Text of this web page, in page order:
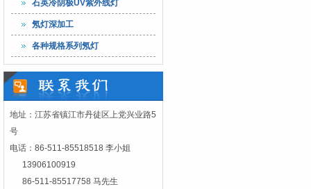
石英冷阴极UV紫外线灯
氖灯深加工
各种规格系列氖灯
地址：江苏省镇江市丹徒区上党兴业路5
号
电话：86-511-85518518 李小姐
13906100919
86-511-85517758 马先生